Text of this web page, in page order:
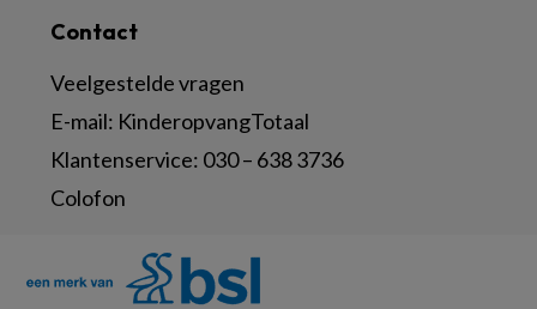
Contact
Veelgestelde vragen
E-mail: KinderopvangTotaal
Klantenservice: 030 – 638 3736
Colofon